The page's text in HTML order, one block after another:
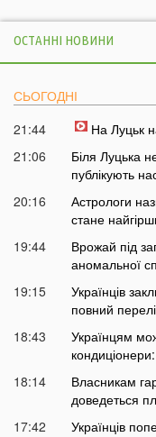
ОСТАННІ НОВИНИ
СЬОГОДНІ
21:44
На Луцьк
21:06
Біля Луцька
публікують
20:16
Астрологи
стане
19:44
Врожай під
аномальної
19:15
Українців
повний
18:43
Українцям
18:14
Власникам
доведеться
17:42
Українців